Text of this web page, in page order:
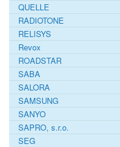
QUELLE
RADIOTONE
RELISYS
Revox
ROADSTAR
SABA
SALORA
SAMSUNG
SANYO
SAPRO, s.r.o.
SEG